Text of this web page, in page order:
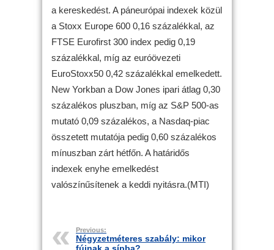
a kereskedést. A páneurópai indexek közül
a Stoxx Europe 600 0,16 százalékkal, az
FTSE Eurofirst 300 index pedig 0,19
százalékkal, míg az euróövezeti
EuroStoxx50 0,42 százalékkal emelkedett.
New Yorkban a Dow Jones ipari átlag 0,30
százalékos pluszban, míg az S&P 500-as
mutató 0,09 százalékos, a Nasdaq-piac
összetett mutatója pedig 0,60 százalékos
mínuszban zárt hétfőn. A határidős
indexek enyhe emelkedést
valószínűsítenek a keddi nyitásra.(MTI)
Previous:
Négyzetméteres szabály: mikor